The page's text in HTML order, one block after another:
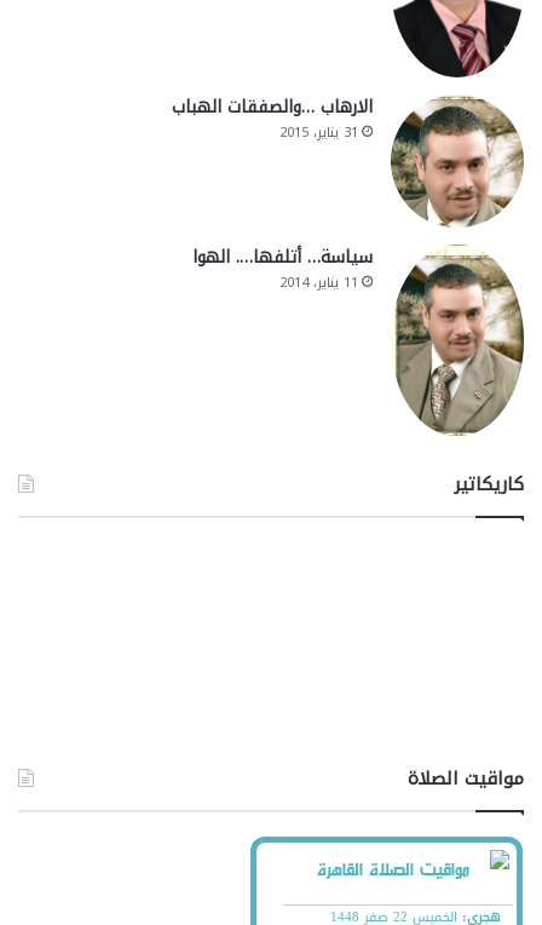
الارهاب …والصفقات الهباب
31 يناير، 2015
سياسة… أتلفها…. الهوا
11 يناير، 2014
كاريكاتير
مواقيت الصلاة